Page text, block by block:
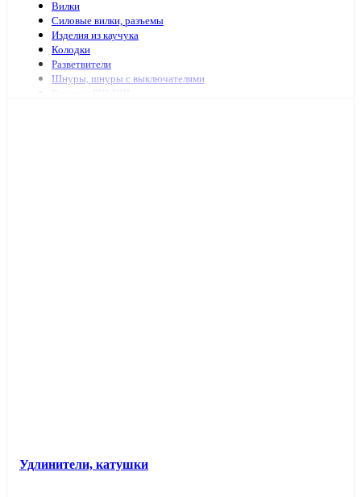
Вилки
Силовые вилки, разъемы
Изделия из каучука
Колодки
Разветвители
Шнуры, шнуры с выключателями
Разъемы РШ-ВШ
Удлинители, катушки